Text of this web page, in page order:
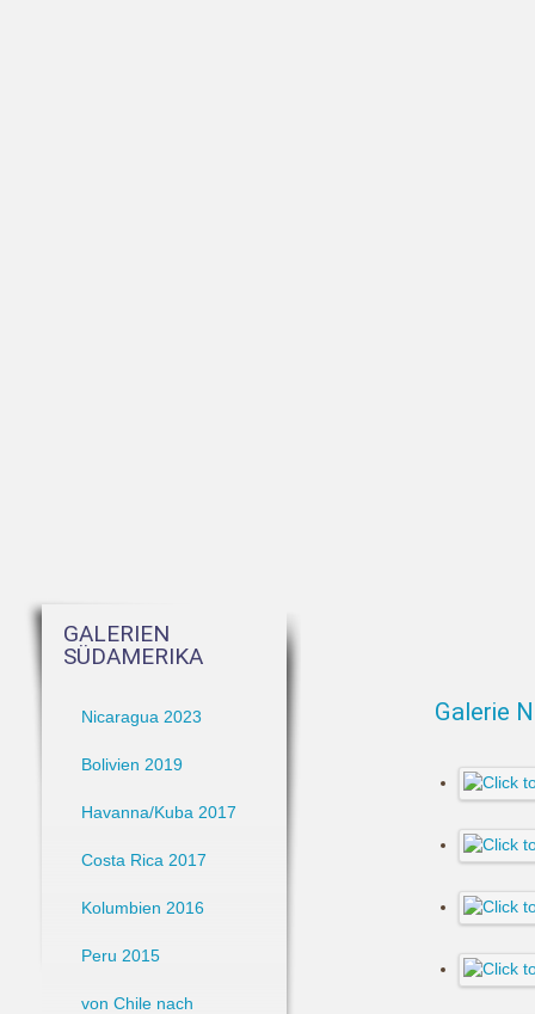
Galerie
GALERIEN
SÜDAMERIKA
Nicaragua 2023
Bolivien 2019
Havanna/Kuba 2017
Costa Rica 2017
Kolumbien 2016
Peru 2015
von Chile nach